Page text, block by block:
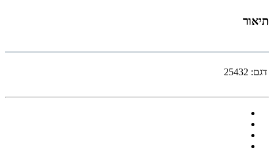
תיאור
דגם: 25432